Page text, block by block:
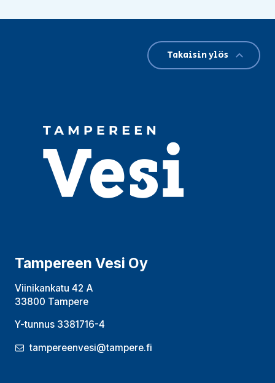
Tampereen Vesi Oy
Viinikankatu 42 A
33800 Tampere
Y-tunnus 3381716-4
tampereenvesi@tampere.fi
Takaisin ylös